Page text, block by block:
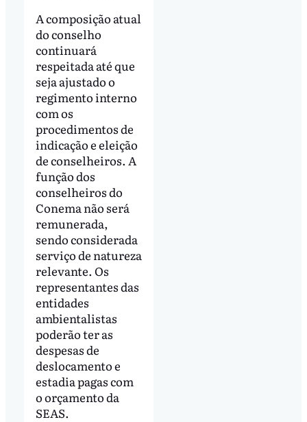
A composição atual
do conselho
continuará
respeitada até que
seja ajustado o
regimento interno
com os
procedimentos de
indicação e eleição
de conselheiros. A
função dos
conselheiros do
Conema não será
remunerada,
sendo considerada
serviço de natureza
relevante. Os
representantes das
entidades
ambientalistas
poderão ter as
despesas de
deslocamento e
estadia pagas com
o orçamento da
SEAS.